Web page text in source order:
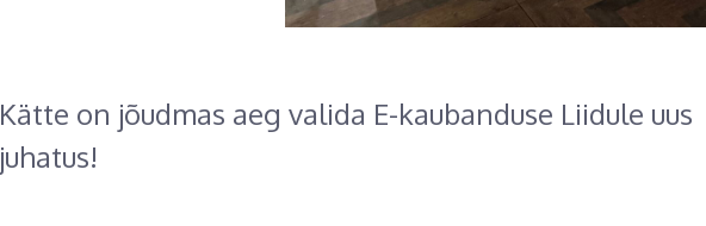
Kätte on jõudmas aeg valida E-kaubanduse Liidule uus
juhatus!